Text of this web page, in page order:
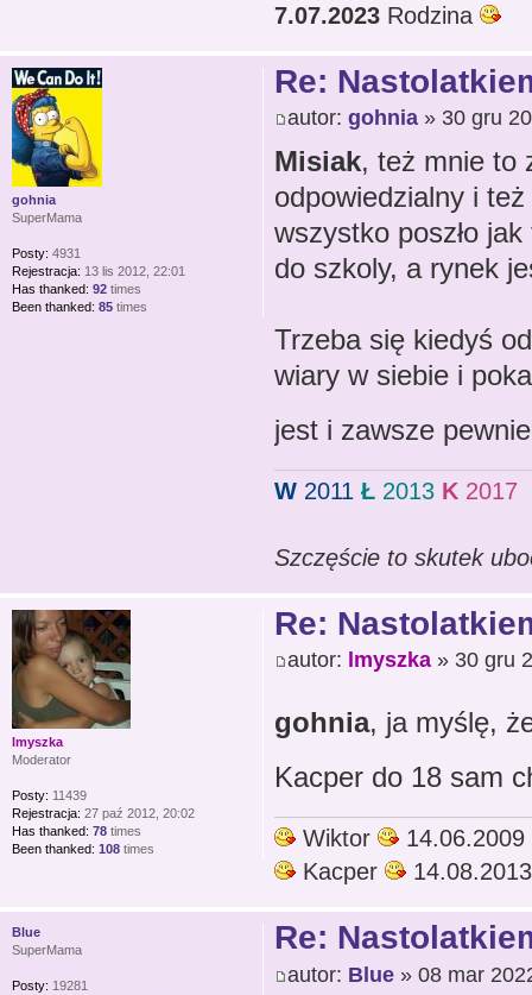
7.07.2023Rodzina
Re:
autor: gohnia» 30 gru
Misiak, też mnie to
odpowiedzialny i
wszystko poszło
do szkoly, a rynek
Trzeba się kiedyś
wiary w siebie i
jest i zawsze
W2011 Ł2013 K2017
Szczęście to skutek
gohnia
SuperMama
Posty: 4931
Rejestracja: 13 lis 2012, 22:01
Has thanked: 92 times
Been thanked: 85 times
Re:
autor: lmyszka» 30 gru
gohnia, ja myślę,
Kacper do 18 sam
Wiktor
14.06.2009
Kacper
14.08.2013
lmyszka
Moderator
Posty: 11439
Rejestracja: 27 paź 2012, 20:02
Has thanked: 78 times
Been thanked: 108 times
Re:
autor: Blue» 08 mar
Blue
SuperMama
Posty: 19281